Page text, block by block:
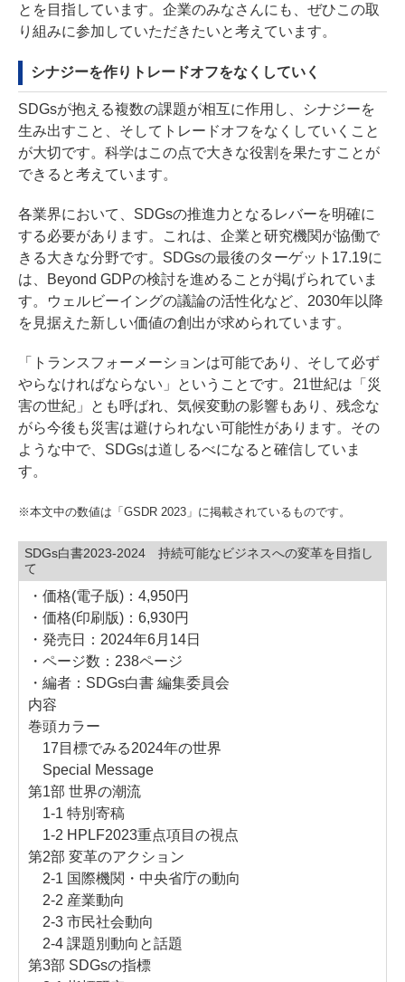
とを目指しています。企業のみなさんにも、ぜひこの取
り組みに参加していただきたいと考えています。
シナジーを作りトレードオフをなくしていく
SDGsが抱える複数の課題が相互に作用し、シナジーを
生み出すこと、そしてトレードオフをなくしていくこと
が大切です。科学はこの点で大きな役割を果たすことが
できると考えています。
各業界において、SDGsの推進力となるレバーを明確に
する必要があります。これは、企業と研究機関が協働で
きる大きな分野です。SDGsの最後のターゲット17.19に
は、Beyond GDPの検討を進めることが掲げられていま
す。ウェルビーイングの議論の活性化など、2030年以降
を見据えた新しい価値の創出が求められています。
「トランスフォーメーションは可能であり、そして必ず
やらなければならない」ということです。21世紀は「災
害の世紀」とも呼ばれ、気候変動の影響もあり、残念な
がら今後も災害は避けられない可能性があります。その
ような中で、SDGsは道しるべになると確信していま
す。
※本文中の数値は「GSDR 2023」に掲載されているものです。
SDGs白書2023-2024 持続可能なビジネスへの変革を目指し
て
・価格(電子版)：4,950円
・価格(印刷版)：6,930円
・発売日：2024年6月14日
・ページ数：238ページ
・編者：SDGs白書 編集委員会
内容
巻頭カラー
17目標でみる2024年の世界
Special Message
第1部 世界の潮流
1-1 特別寄稿
1-2 HPLF2023重点項目の視点
第2部 変革のアクション
2-1 国際機関・中央省庁の動向
2-2 産業動向
2-3 市民社会動向
2-4 課題別動向と話題
第3部 SDGsの指標